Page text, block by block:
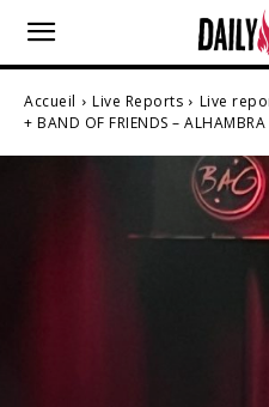
Accueil Live Reports Live
+ BAND OF FRIENDS – ALHAMBRA